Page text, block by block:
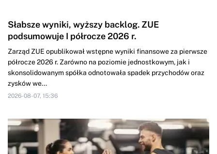
Słabsze wyniki, wyższy backlog. ZUE
podsumowuje I półrocze 2026 r.
Zarząd ZUE opublikował wstępne wyniki finansowe za pierwsze
półrocze 2026 r. Zarówno na poziomie jednostkowym, jak i
skonsolidowanym spółka odnotowała spadek przychodów oraz
zysków we...
2026-08-07, 15:36